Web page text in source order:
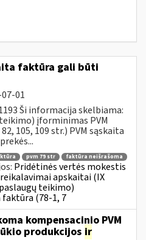
faktūra gali būti
01
Ši informacija skelbiama:
įforminimas PVM
105, 109 str.) PVM sąskaita
pvm 79 str faktūra neišrašoma
Pridėtinės vertės mokestis
apskaitai (IX
teikimo)
(78-1, 7
kompensacinio PVM
produkcijos ir